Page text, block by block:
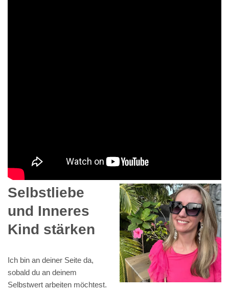
Selbstliebe
und Inneres
Kind stärken
Ich bin an deiner Seite da,
sobald du an deinem
Selbstwert arbeiten möchtest.